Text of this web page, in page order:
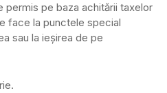
pe baza achitării taxelor
face la punctele special
sau la ieşirea de pe